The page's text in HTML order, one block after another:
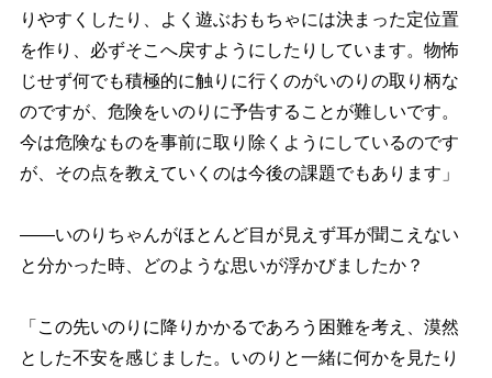
りやすくしたり、よく遊ぶおもちゃには決まった定位置
を作り、必ずそこへ戻すようにしたりしています。物怖
じせず何でも積極的に触りに行くのがいのりの取り柄な
のですが、危険をいのりに予告することが難しいです。
今は危険なものを事前に取り除くようにしているのです
が、その点を教えていくのは今後の課題でもあります」
――いのりちゃんがほとんど目が見えず耳が聞こえない
と分かった時、どのような思いが浮かびましたか？
「この先いのりに降りかかるであろう困難を考え、漠然
とした不安を感じました。いのりと一緒に何かを見たり